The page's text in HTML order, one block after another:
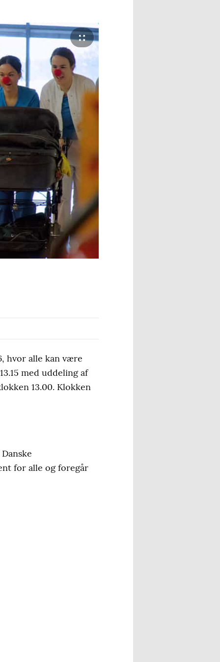
hvor alle kan være
med uddeling af
13.00. Klokken
for alle og foregår